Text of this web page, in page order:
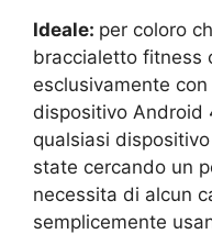
Ideale: per coloro
braccialetto fitness
esclusivamente
dispositivo Android
qualsiasi dispositivo
state cercando un
necessita di alcun
semplicemente